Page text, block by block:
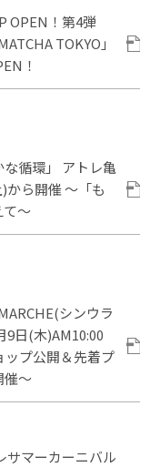
OPEN！第4弾
TOKYO」
！
循環」 アトレ亀
ら開催 ～「も
て～
シンウラ
9日(木)AM10:00
ップ公開＆先着プ
催～
マーカーニバル